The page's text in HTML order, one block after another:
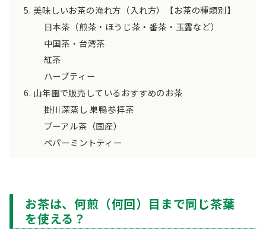
美味しいお茶の淹れ方（入れ方）【お茶の種類別】
日本茶（煎茶・ほうじ茶・番茶・玉露など）
中国茶・台湾茶
紅茶
ハーブティー
山年園で販売しているおすすめのお茶
掛川深蒸し 巣鴨参拝茶
プーアル茶（国産）
ペパーミントティー
お茶は、何煎（何回）目まで同じ茶葉
を使える？